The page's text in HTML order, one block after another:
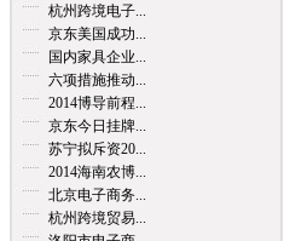
杭州跨境电子...
京东美国成功...
国内家具企业...
六项措施推动...
2014博导前程...
京东今日挂牌...
苏宁拟斥资20...
2014海南农博...
北京电子商务...
杭州跨境贸易...